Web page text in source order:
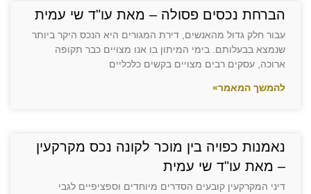
הברחת נכסים פסולה – מאת עו"ד שי עמית
עבור חלק גדול מהאנשים, דירת המגורים היא הנכס היקר ביותר
שנמצא בבעלותם. בימי המיתון בו אנו מצויים כבר תקופה
ארוכה, עסקים רבים מצויים בקשים כלכליים
להמשך המאמר»
נאמנות כפויה בין מוכר לקונה נכס מקרקעין
– מאת עו"ד שי עמית
דיני המקרקעין קובעים הסדרים מיוחדים וספציפיים לגבי